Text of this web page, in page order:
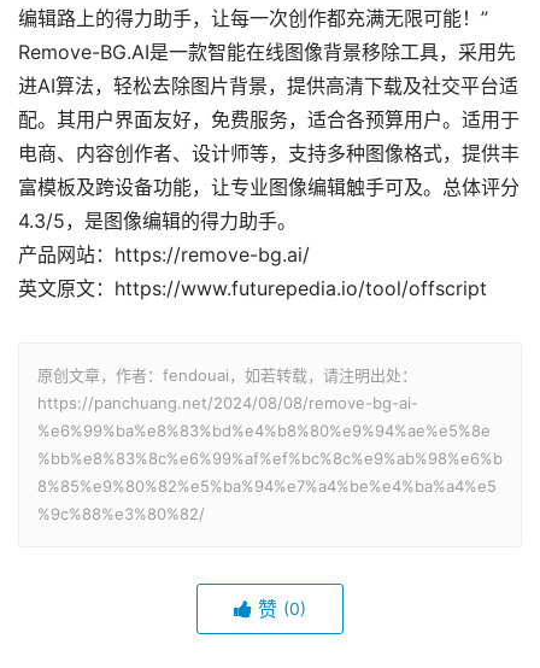
编辑路上的得力助手，让每一次创作都充满无限可能！”
Remove-BG.AI是一款智能在线图像背景移除工具，采用先
进AI算法，轻松去除图片背景，提供高清下载及社交平台适
配。其用户界面友好，免费服务，适合各预算用户。适用于
电商、内容创作者、设计师等，支持多种图像格式，提供丰
富模板及跨设备功能，让专业图像编辑触手可及。总体评分
4.3/5，是图像编辑的得力助手。
产品网站：https://remove-bg.ai/
英文原文：https://www.futurepedia.io/tool/offscript
原创文章，作者：fendouai，如若转载，请注明出处：
https://panchuang.net/2024/08/08/remove-bg-ai-
%e6%99%ba%e8%83%bd%e4%b8%80%e9%94%ae%e5%8e
%bb%e8%83%8c%e6%99%af%ef%bc%8c%e9%ab%98%e6%b
8%85%e9%80%82%e5%ba%94%e7%a4%be%e4%ba%a4%e5
%9c%88%e3%80%82/
赞 (0)